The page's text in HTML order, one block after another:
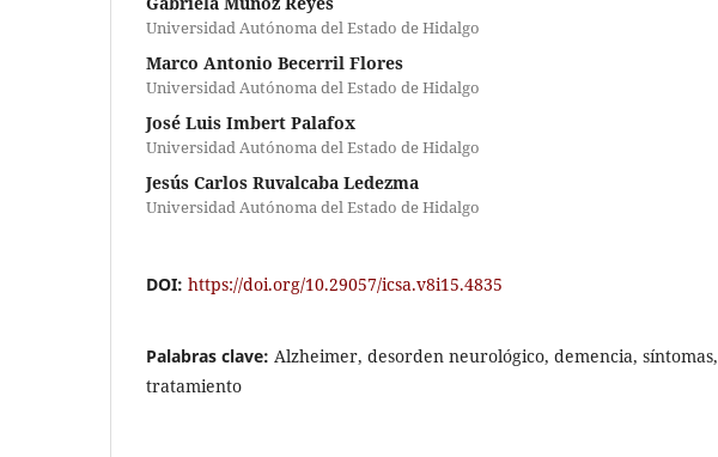
Universidad Autónoma del Estado de Hidalgo
Marco Antonio Becerril Flores
Universidad Autónoma del Estado de Hidalgo
José Luis Imbert Palafox
Universidad Autónoma del Estado de Hidalgo
Jesús Carlos Ruvalcaba Ledezma
Universidad Autónoma del Estado de Hidalgo
DOI: https://doi.org/10.29057/icsa.v8i15.4835
Palabras clave: Alzheimer, desorden neurológico, demencia, síntomas,
tratamiento